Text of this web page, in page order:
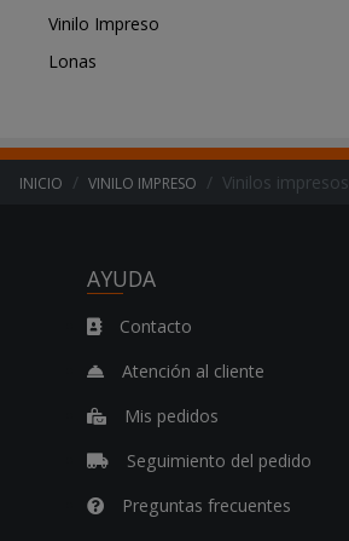
Vinilo Impreso
Lonas
V
C
INICIO VINILO IMPRESO Vinilos impresos
AYUDA
Contacto
Atención al cliente
Mis pedidos
Seguimiento del pedido
Preguntas frecuentes